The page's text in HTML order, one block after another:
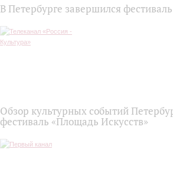
В Петербурге завершился
Обзор культурных событий
фестиваль «Площадь Искусств»